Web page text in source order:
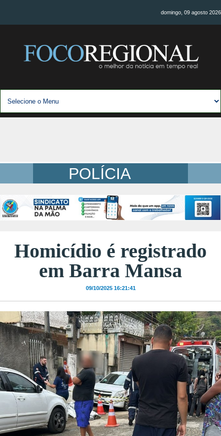
domingo, 09 agosto 2026
POLÍCIA
Homicídio é registrado
em Barra Mansa
09/10/2025 16:21:41